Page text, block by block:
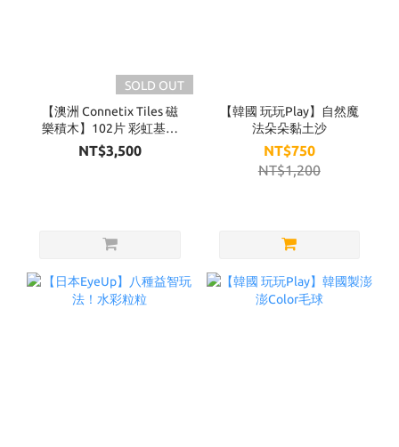
SOLD OUT
【澳洲 Connetix Tiles 磁
樂積木】102片 彩虹基本
組
NT$3,500
【韓國 玩玩Play】自然魔
法朵朵黏土沙
NT$750
NT$1,200